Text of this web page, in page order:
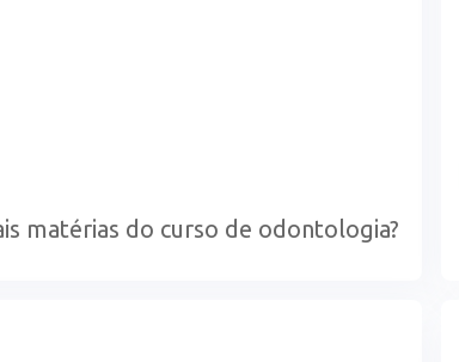
matérias do curso de odontologia?